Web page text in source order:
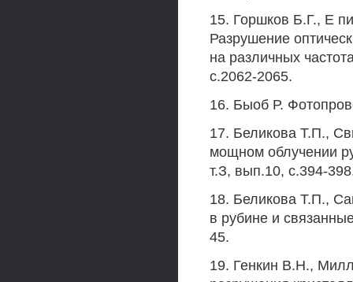
15. Горшков Б.Г., Е
Разрушение
на различных
с.2062-2065.
16. Быоб Р.
17. Беликова Т.П.,
мощном облучении
т.З, вып.10, с.394-
18. Беликова Т.П.,
в рубине и
45.
19. Генкин В.Н.,